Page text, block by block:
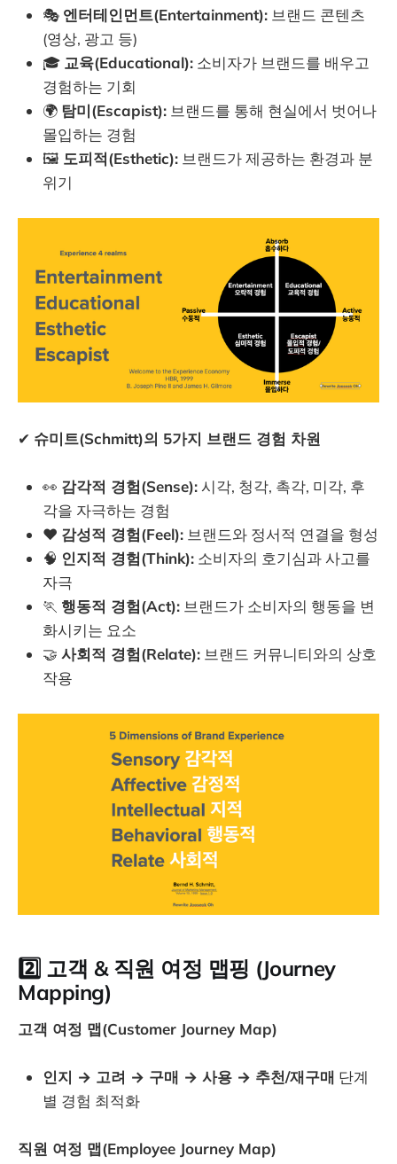
🎭 엔터테인먼트(Entertainment): 브랜드 콘텐츠
(영상, 광고 등)
🎓 교육(Educational): 소비자가 브랜드를 배우고
경험하는 기회
🌍 탐미(Escapist): 브랜드를 통해 현실에서 벗어나
몰입하는 경험
🖼 도피적(Esthetic): 브랜드가 제공하는 환경과 분
위기
✔ 슈미트(Schmitt)의 5가지 브랜드 경험 차원
👀 감각적 경험(Sense):시각, 청각, 촉각, 미각, 후
각을 자극하는 경험
❤️ 감성적 경험(Feel): 브랜드와 정서적 연결을 형성
🧠 인지적 경험(Think): 소비자의 호기심과 사고를
자극
🏃 행동적 경험(Act): 브랜드가 소비자의 행동을 변
화시키는 요소
🤝 사회적 경험(Relate): 브랜드 커뮤니티와의 상호
작용
2️⃣ 고객 & 직원 여정 맵핑 (Journey
Mapping)
고객 여정 맵(Customer Journey Map)
인지 → 고려 → 구매 → 사용 → 추천/재구매 단계
별 경험 최적화
직원 여정 맵(Employee Journey Map)